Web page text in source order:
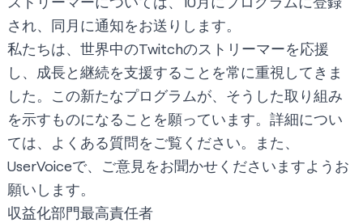
され、同月に通知をお送りします。
私たちは、世界中のTwitchのストリーマーを応援
し、成長と継続を支援することを常に重視してきま
した。この新たなプログラムが、そうした取り組み
を示すものになることを願っています。詳細につい
ては、 よくある質問をご覧ください。また、
UserVoiceで、ご意見をお聞かせくださいますようお
願いします。
収益化部門最高責任者